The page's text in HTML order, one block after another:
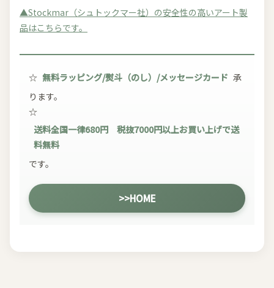
▲Stockmar（シュトックマー社）の安全性の高いアート製
品はこちらです。
☆ 無料ラッピング/熨斗（のし）/メッセージカード 承
ります。
☆
送料全国一律680円 税抜7000円以上お買い上げで送
料無料
です。
>>HOME